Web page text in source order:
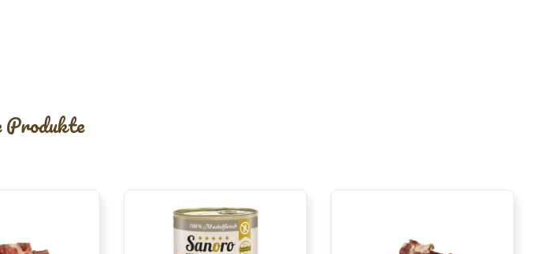
Produkte